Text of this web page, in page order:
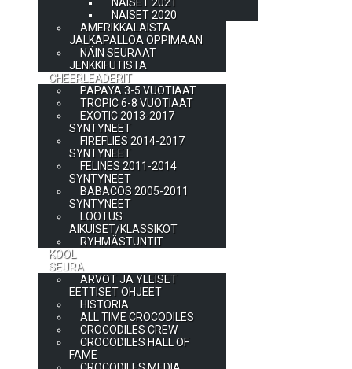
NAISET 2020
AMERIKKALAISTA
JALKAPALLOA OPPIMAAN
NÄIN SEURAAT
JENKKIFUTISTA
CHEERLEADERIT
PAPAYA 3-5 VUOTIAAT
TROPIC 6-8 VUOTIAAT
EXOTIC 2013-2017
SYNTYNEET
FIREFLIES 2014-2017
SYNTYNEET
FELINES 2011-2014
SYNTYNEET
BABACOS 2005-2011
SYNTYNEET
LOOTUS
AIKUISET/KLASSIKOT
RYHMÄSTUNTIT
KOOL
SEURA
ARVOT JA YLEISET
EETTISET OHJEET
HISTORIA
ALL TIME CROCODILES
CROCODILES CREW
CROCODILES HALL OF
FAME